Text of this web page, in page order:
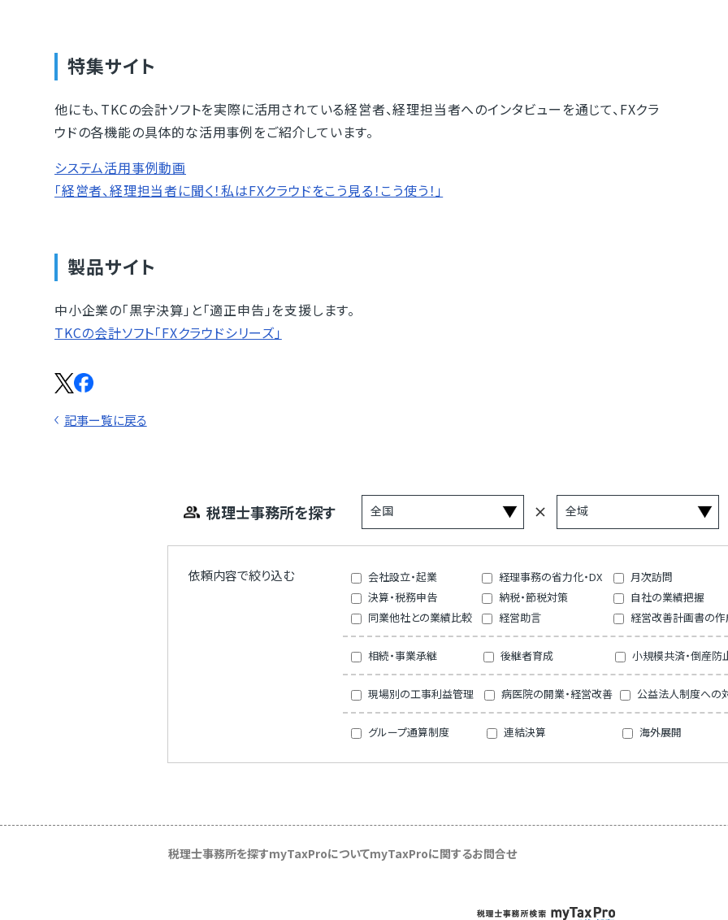
特集サイト
他にも、TKCの会計ソフトを実際に活用されている経営者、経理担当者へのインタビューを通じて、FXクラ
ウドの各機能の具体的な活用事例をご紹介しています。
システム活用事例動画
「経営者、経理担当者に聞く！私はFXクラウドをこう見る！こう使う！」
製品サイト
中小企業の「黒字決算」と「適正申告」を支援します。
TKCの会計ソフト「FXクラウドシリーズ」
記事ー覧に戻る
税理士事務所を探す
依頼内容で絞り込む 会社設立・起業 経理事務の省力化・DX
月次訪問
決算・税務申告
納税・節税対策
自社の業績把握
同業他社との業績比較
経営助言 経営改善計画書の作
相続・事業承継 後継者育成 小規模共済・倒産防
現場別の工事利益管理 病医院の開業・経営改善 公益法人制度への
グループ通算制度 連結決算 海外展開
税理士事務所を探すmyTaxProについてmyTaxProに関するお問合せ